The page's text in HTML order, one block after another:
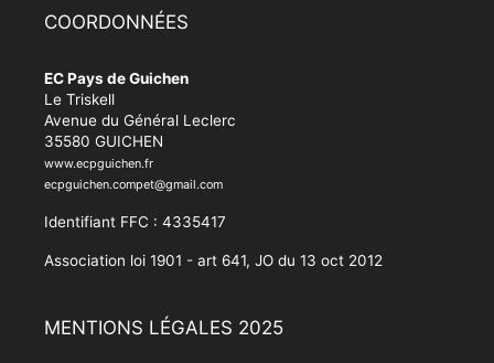
COORDONNÉES
EC Pays de Guichen
Le Triskell
Avenue du Général Leclerc
35580 GUICHEN
www.ecpguichen.fr
ecpguichen.compet@gmail.com
Identifiant FFC : 4335417
Association loi 1901 - art 641, JO du 13 oct 2012
MENTIONS LÉGALES 2025